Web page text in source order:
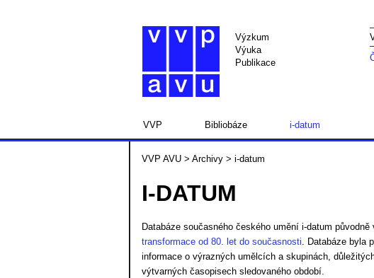
Výzkum
Výuka
Publikace
VVP Bibliobáze i-datum
VVP AVU > Archivy > i-datum
I-DATUM
Databáze současného českého umění i-datum
transformace od 80. let do současnosti. Databáze byla
informace o výrazných umělcích a skupinách,
výtvarných časopisech sledovaného období.